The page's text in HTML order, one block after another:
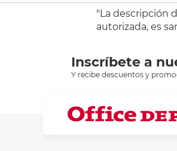
"La descripción
autorizada, es
Inscríbete a
Y recibe descuentos y